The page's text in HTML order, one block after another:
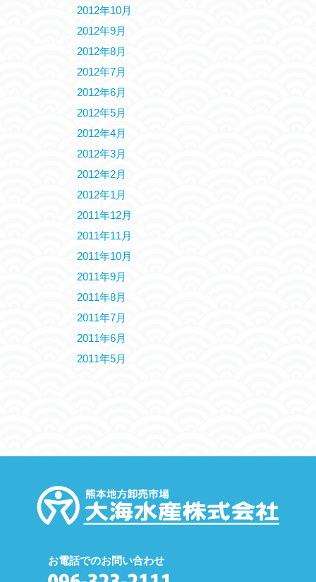
2012年10月
2012年9月
2012年8月
2012年7月
2012年6月
2012年5月
2012年4月
2012年3月
2012年2月
2012年1月
2011年12月
2011年11月
2011年10月
2011年9月
2011年8月
2011年7月
2011年6月
2011年5月
お電話でのお問い合わせ